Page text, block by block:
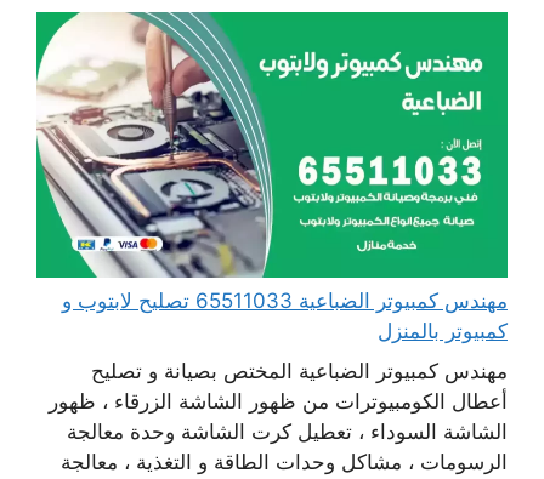
مهندس كمبيوتر الضباعية 65511033 تصليح لابتوب و
كمبيوتر بالمنزل
مهندس كمبيوتر الضباعية المختص بصيانة و تصليح
أعطال الكومبيوترات من ظهور الشاشة الزرقاء ، ظهور
الشاشة السوداء ، تعطيل كرت الشاشة وحدة معالجة
الرسومات ، مشاكل وحدات الطاقة و التغذية ، معالجة